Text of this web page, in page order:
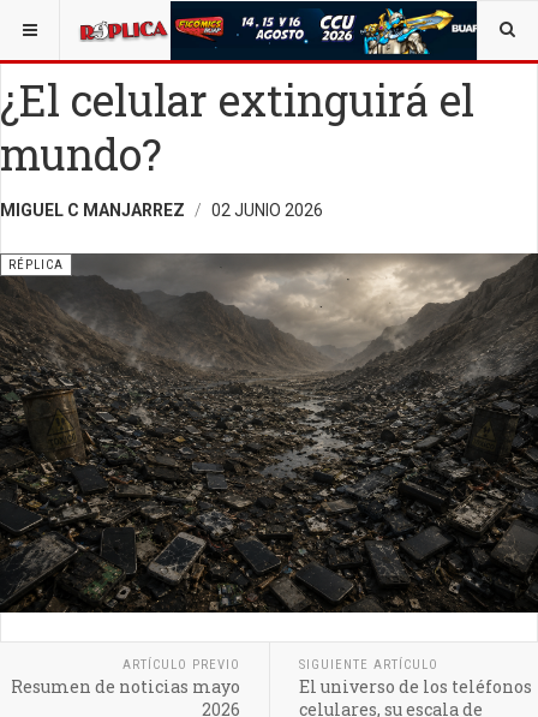
ESTÁ AQUÍ: ARTE OPINIÓN RÉPLICA
¿El celular extinguirá el
mundo?
MIGUEL C MANJARREZ 02 JUNIO 2026
RÉPLICA
ARTÍCULO PREVIO
Resumen de noticias mayo
2026
SIGUIENTE ARTÍCULO
El universo de los teléfonos
celulares, su escala de